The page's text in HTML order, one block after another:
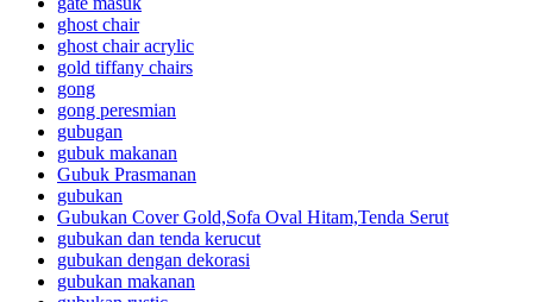
ghost chair
ghost chair acrylic
gold tiffany chairs
gong
gong peresmian
gubugan
gubuk makanan
Gubuk Prasmanan
gubukan
Gubukan Cover Gold,Sofa Oval Hitam,Tenda Serut
gubukan dan tenda kerucut
gubukan dengan dekorasi
gubukan makanan